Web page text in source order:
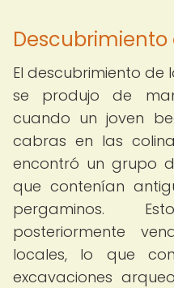
El descubrimiento de
se produjo de
cuando un joven
cabras en las
encontró un grupo
que contenían
pergaminos.
posteriormente
locales, lo que
excavaciones